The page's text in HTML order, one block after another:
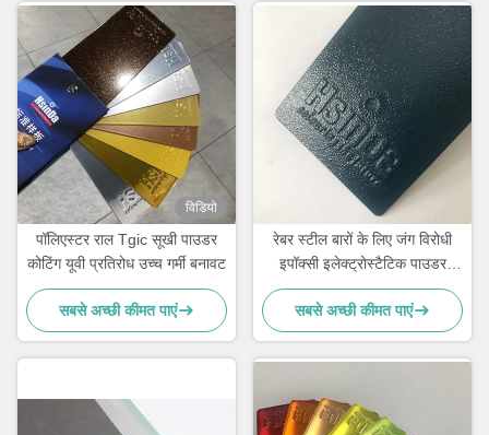
विडियो
पॉलिएस्टर राल Tgic सूखी पाउडर
कोटिंग यूवी प्रतिरोध उच्च गर्मी बनावट
सबसे अच्छी कीमत पाएं
रेबर स्टील बारों के लिए जंग विरोधी
इपॉक्सी इलेक्ट्रोस्टैटिक पाउडर
कोटिंग
सबसे अच्छी कीमत पाएं